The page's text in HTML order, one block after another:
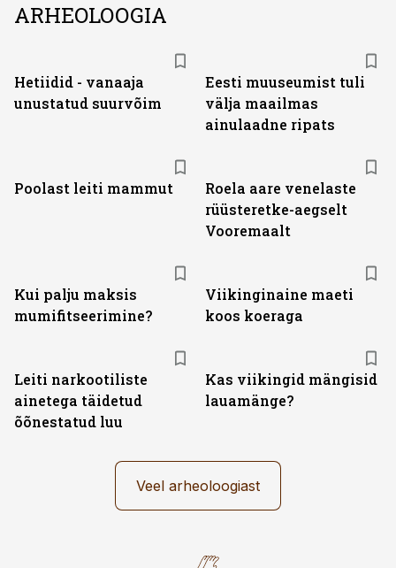
ARHEOLOOGIA
Hetiidid - vanaaja
unustatud suurvõim
Eesti muuseumist tuli
välja maailmas
ainulaadne ripats
Poolast leiti mammut
Roela aare venelaste
rüüsteretke-aegselt
Vooremaalt
Kui palju maksis
mumifitseerimine?
Viikinginaine maeti
koos koeraga
Leiti narkootiliste
ainetega täidetud
õõnestatud luu
Kas viikingid mängisid
lauamänge?
Veel arheoloogiast